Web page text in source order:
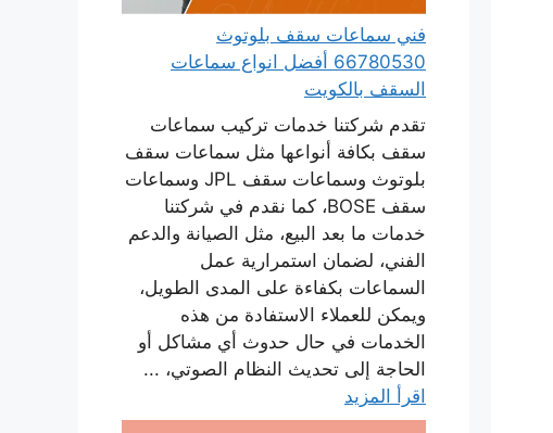
فني سماعات سقف بلوتوث
66780530 أفضل انواع سماعات
السقف بالكويت
تقدم شركتنا خدمات تركيب سماعات
سقف بكافة أنواعها مثل سماعات سقف
بلوتوث وسماعات سقف JPL وسماعات
سقف BOSE، كما نقدم في شركتنا
خدمات ما بعد البيع، مثل الصيانة والدعم
الفني، لضمان استمرارية عمل
السماعات بكفاءة على المدى الطويل،
ويمكن للعملاء الاستفادة من هذه
الخدمات في حال حدوث أي مشاكل أو
الحاجة إلى تحديث النظام الصوتي، ...
اقرأ المزيد